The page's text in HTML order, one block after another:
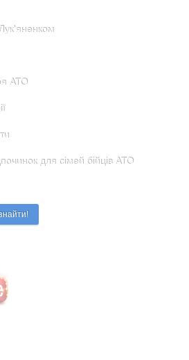
АТО
для сімей бійців АТО